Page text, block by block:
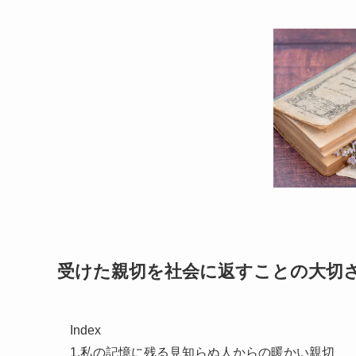
受けた親切を社会に返すことの大切
Index
1.私の記憶に残る見知らぬ人からの暖かい親切